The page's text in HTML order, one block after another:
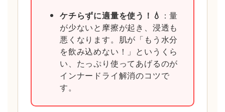
ケチらずに適量を使う！💧 ：量
が少ないと摩擦が起き、浸透も
悪くなります。肌が「もう水分
を飲み込めない！」というくら
い、たっぷり使ってあげるのが
インナードライ解消のコツで
す。